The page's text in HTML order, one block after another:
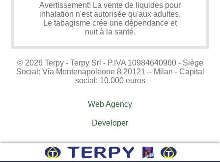
Avertissement! La vente de liquides pour
inhalation n'est autorisée qu'aux adultes.
Le tabagisme crée une dépendance et
nuit à la santé.
© 2026 Terpy - Terpy Srl - P.IVA 10984640960 - Siège
Social: Via Montenapoleone 8 20121 – Milan - Capital
social: 10.000 euros
Web Agency
Developer